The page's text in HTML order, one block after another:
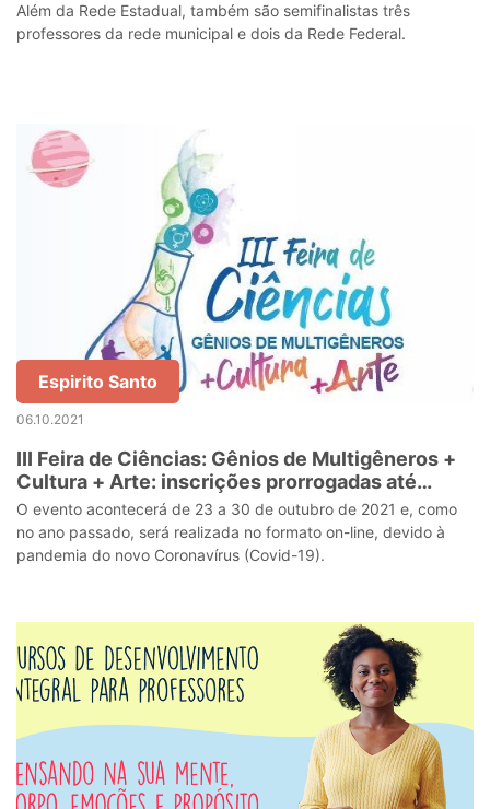
Além da Rede Estadual, também são semifinalistas três
professores da rede municipal e dois da Rede Federal.
Espirito Santo
06.10.2021
III Feira de Ciências: Gênios de Multigêneros +
Cultura + Arte: inscrições prorrogadas até
sexta-feira (08)
O evento acontecerá de 23 a 30 de outubro de 2021 e, como
no ano passado, será realizada no formato on-line, devido à
pandemia do novo Coronavírus (Covid-19).